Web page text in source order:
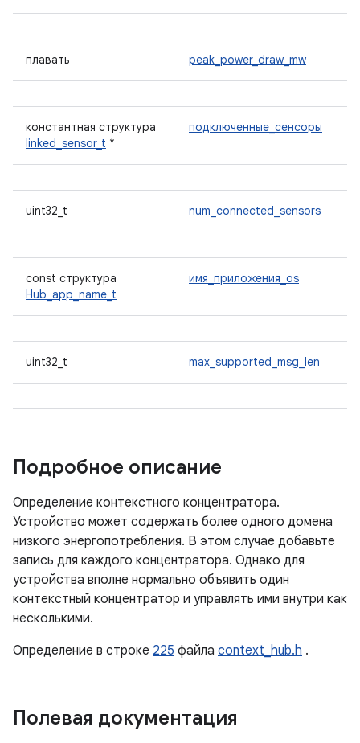
плавать peak_power_draw_mw
константная структура
linked_sensor_t *
подключенные_сенсоры
uint32_t num_connected_sensors
const структура
Hub_app_name_t
имя_приложения_os
uint32_t max_supported_msg_len
Подробное описание
Определение контекстного концентратора.
Устройство может содержать более одного домена
низкого энергопотребления. В этом случае добавьте
запись для каждого концентратора. Однако для
устройства вполне нормально объявить один
контекстный концентратор и управлять ими внутри как
несколькими.
Определение в строке 225 файла context_hub.h .
Полевая документация